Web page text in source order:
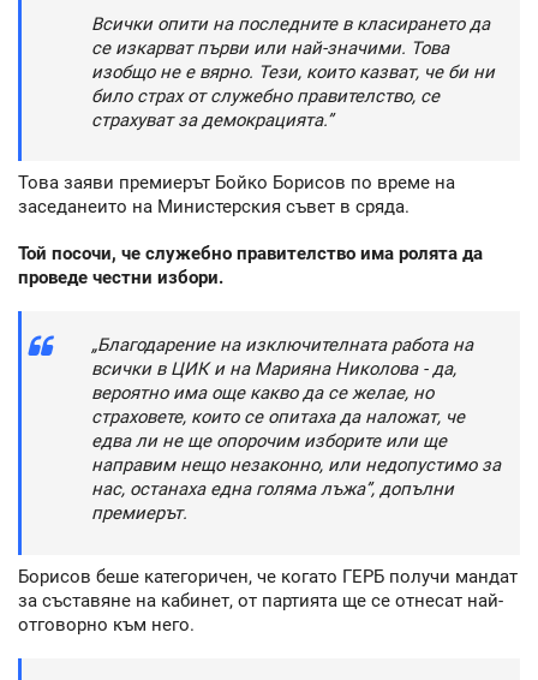
Всички опити на последните в класирането да
се изкарват първи или най-значими. Това
изобщо не е вярно. Тези, които казват, че би ни
било страх от служебно правителство, се
страхуват за демокрацията.”
Това заяви премиерът Бойко Борисов по време на
заседанеито на Министерския съвет в сряда.
Той посочи, че служебно правителство има ролята да
проведе честни избори.
„Благодарение на изключителната работа на
всички в ЦИК и на Марияна Николова - да,
вероятно има още какво да се желае, но
страховете, които се опитаха да наложат, че
едва ли не ще опорочим изборите или ще
направим нещо незаконно, или недопустимо за
нас, останаха една голяма лъжа”, допълни
премиерът.
Борисов беше категоричен, че когато ГЕРБ получи мандат
за съставяне на кабинет, от партията ще се отнесат най-
отговорно към него.